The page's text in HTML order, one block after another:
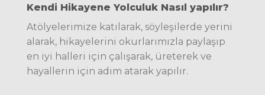
Kendi Hikayene Yolculuk Nasıl yapılır?
Atölyelerimize katılarak, söyleşilerde yerini
alarak, hikayelerini okurlarımızla paylaşıp
en iyi halleri için çalışarak, üreterek ve
hayallerin için adım atarak yapılır.